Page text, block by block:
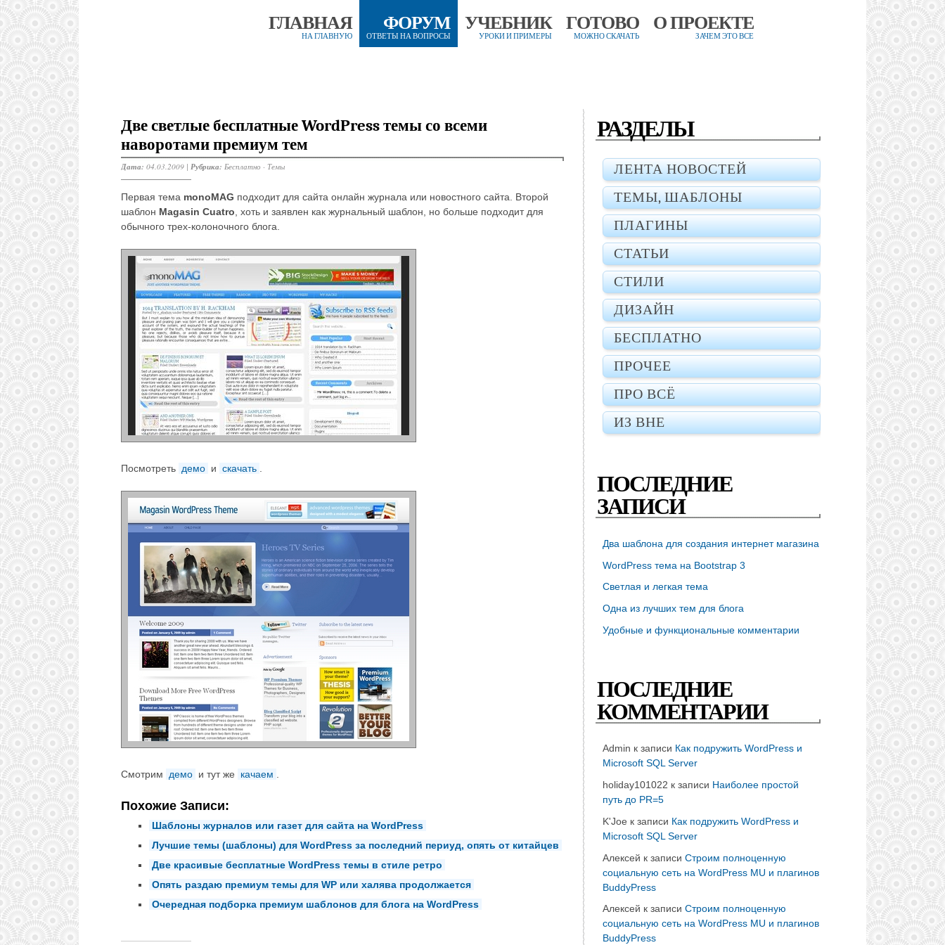
ГЛАВНАЯ
НА ГЛАВНУЮ
ФОРУМ
ОТВЕТЫ НА ВОПРОСЫ
УЧЕБНИК
УРОКИ И ПРИМЕРЫ
ГОТОВО
МОЖНО СКАЧАТЬ
О ПРОЕКТЕ
ЗАЧЕМ ЭТО ВСЕ
Две светлые бесплатные WordPress темы со всеми
наворотами премиум тем
Дата: 04.03.2009 | Рубрика: Бесплатно · Темы
Первая тема monoMAG подходит для сайта онлайн журнала или новостного сайта. Второй
шаблон Magasin Cuatro , хоть и заявлен как журнальный шаблон, но больше подходит для
обычного трех-колоночного блога.
Посмотреть демо и скачать
Смотрим демо и тут же качаем
Похожие Записи:
Шаблоны журналов или газет для сайта на WordPress
Лучшие темы (шаблоны) для WordPress за последний периуд, опять от китайцев
Две красивые бесплатные WordPress темы в стиле ретро
Опять раздаю премиум темы для WP или халява продолжается
Очередная подборка премиум шаблонов для блога на WordPress
РАЗДЕЛЫ
ЛЕНТА НОВОСТЕЙ
ТЕМЫ, ШАБЛОНЫ
ПЛАГИНЫ
СТАТЬИ
СТИЛИ
ДИЗАЙН
БЕСПЛАТНО
ПРОЧЕЕ
ПРО ВСЁ
ИЗ ВНЕ
ПОСЛЕДНИЕ
ЗАПИСИ
Два шаблона для создания интернет магазина
WordPress тема на Bootstrap 3
Светлая и легкая тема
Одна из лучших тем для блога
Удобные и функциональные комментарии
ПОСЛЕДНИЕ
КОММЕНТАРИИ
Admin к записи Как подружить WordPress и
Microsoft SQL Server
holiday101022 к записи Наиболее простой
путь до PR=5
K'Joe к записи Как подружить WordPress и
Microsoft SQL Server
Алексей к записи Строим полноценную
социальную сеть на WordPress MU и плагинов
BuddyPress
Алексей к записи Строим полноценную
социальную сеть на WordPress MU и плагинов
BuddyPress